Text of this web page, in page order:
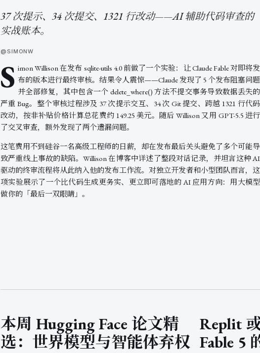
37 次提示、34 次提交、1321 行改动——AI 辅助代码审查的
实战账本。
@SIMONW
S imon Willison 在发布 sqlite-utils 4.0 前做了一个实验：让 Claude Fable 对即将发
布的版本进行最终审核。结果令人震惊——Claude 发现了 5 个发布阻塞问题
并全部修复，其中包含一个 delete_where() 方法不提交事务导致数据丢失的
严重 Bug。整个审核过程涉及 37 次提示交互、34 次 Git 提交、跨越 1321 行代码
改动，按非补贴价格计算总花费约 149.25 美元。随后 Willison 又用 GPT-5.5 进行
了交叉审查，额外发现了两个遗漏问题。
这笔费用不到硅谷一名高级工程师的日薪，却在发布最后关头避免了多个可能导
致严重线上事故的缺陷。Willison 在博客中详述了整段对话记录，并坦言这种 AI
驱动的终审流程将从此纳入他的发布工作流。对独立开发者和小型团队而言，这
项实验展示了一个比代码生成更务实、更立即可落地的 AI 应用方向：用大模型
做你的「最后一双眼睛」。
本周 Hugging Face 论文精
选：世界模型与智能体弃权
Replit
Fable 5